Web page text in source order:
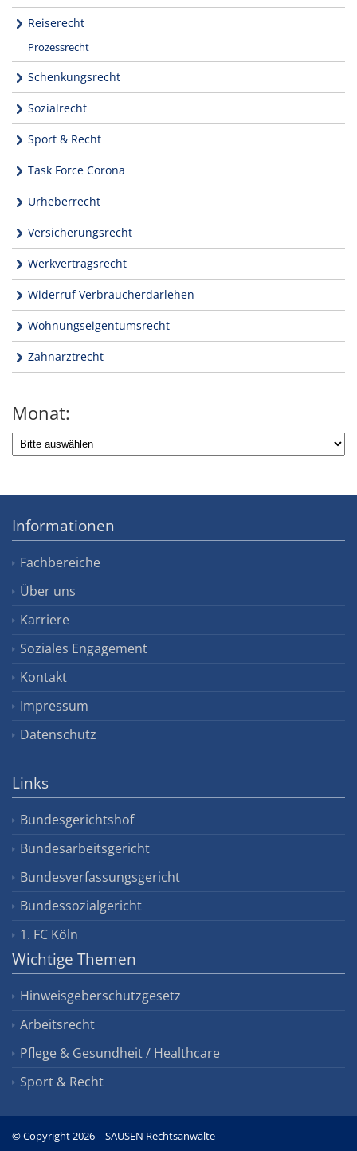
Reiserecht
Prozessrecht
Schenkungsrecht
Sozialrecht
Sport & Recht
Task Force Corona
Urheberrecht
Versicherungsrecht
Werkvertragsrecht
Widerruf Verbraucherdarlehen
Wohnungseigentumsrecht
Zahnarztrecht
Monat:
Informationen
Fachbereiche
Über uns
Karriere
Soziales Engagement
Kontakt
Impressum
Datenschutz
Links
Bundesgerichtshof
Bundesarbeitsgericht
Bundesverfassungsgericht
Bundessozialgericht
1. FC Köln
Wichtige Themen
Hinweisgeberschutzgesetz
Arbeitsrecht
Pflege & Gesundheit / Healthcare
Sport & Recht
© Copyright 2026 | SAUSEN Rechtsanwälte